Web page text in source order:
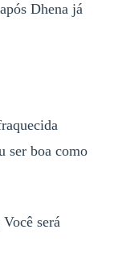
Dhena já
ser boa como
será